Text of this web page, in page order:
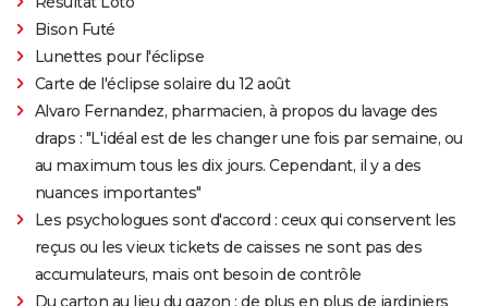
Bison Futé
Lunettes pour l'éclipse
Carte de l'éclipse solaire du 12 août
Alvaro Fernandez, pharmacien, à propos du lavage des
draps : "L'idéal est de les changer une fois par semaine, ou
au maximum tous les dix jours. Cependant, il y a des
nuances importantes"
Les psychologues sont d'accord : ceux qui conservent les
reçus ou les vieux tickets de caisses ne sont pas des
accumulateurs, mais ont besoin de contrôle
Du carton au lieu du gazon : de plus en plus de jardiniers